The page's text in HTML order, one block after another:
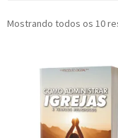
Mostrando todos os 10